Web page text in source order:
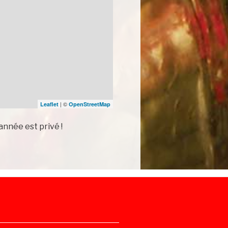
Leaflet | ©OpenStreetMap
est privé !